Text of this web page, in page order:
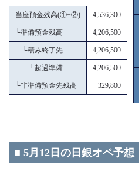
当座預金残高(①+②) 4,536,300
└準備預金残高 4,206,500
└積み終了先 4,206,500
└超過準備 4,206,500
└非準備預金先残高 329,800
■ 5月12日の日銀オペ予想